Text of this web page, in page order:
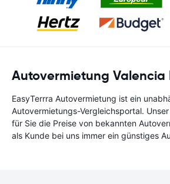
Autovermietung Valencia
EasyTerrra Autovermietung ist ein
Autovermietungs-Vergleichsportal.
für Sie die Preise von bekannten
als Kunde bei uns immer ein günstiges